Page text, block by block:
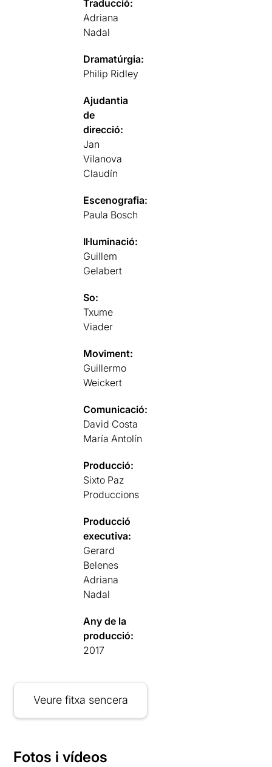
Traducció:
Adriana
Nadal
Dramatúrgia:
Philip Ridley
Ajudantia
de
direcció:
Jan
Vilanova
Claudín
Escenografia:
Paula Bosch
Il·luminació:
Guillem
Gelabert
So:
Txume
Viader
Moviment:
Guillermo
Weickert
Comunicació:
David Costa
María Antolín
Producció:
Sixto Paz
Produccions
Producció
executiva:
Gerard
Belenes
Adriana
Nadal
Any de la
producció:
2017
Veure fitxa sencera
Fotos i vídeos